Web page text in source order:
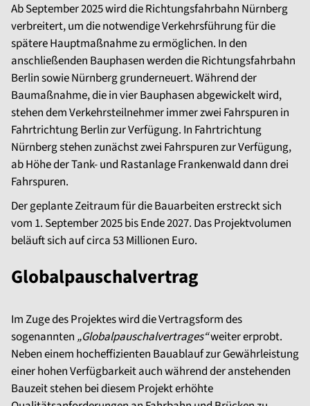
Ab September 2025 wird die Richtungsfahrbahn Nürnberg
verbreitert, um die notwendige Verkehrsführung für die
spätere Hauptmaßnahme zu ermöglichen. In den
anschließenden Bauphasen werden die Richtungsfahrbahn
Berlin sowie Nürnberg grunderneuert. Während der
Baumaßnahme, die in vier Bauphasen abgewickelt wird,
stehen dem Verkehrsteilnehmer immer zwei Fahrspuren in
Fahrtrichtung Berlin zur Verfügung. In Fahrtrichtung
Nürnberg stehen zunächst zwei Fahrspuren zur Verfügung,
ab Höhe der Tank- und Rastanlage Frankenwald dann drei
Fahrspuren.
Der geplante Zeitraum für die Bauarbeiten erstreckt sich
vom 1. September 2025 bis Ende 2027. Das Projektvolumen
beläuft sich auf circa 53 Millionen Euro.
Globalpauschalvertrag
Im Zuge des Projektes wird die Vertragsform des
sogenannten„Globalpauschalvertrages“weiter erprobt.
Neben einem hocheffizienten Bauablauf zur Gewährleistung
einer hohen Verfügbarkeit auch während der anstehenden
Bauzeit stehen bei diesem Projekt erhöhte